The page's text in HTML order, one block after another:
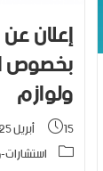
إعلان
بخصوص
ولوازم
15 أبريل 2025